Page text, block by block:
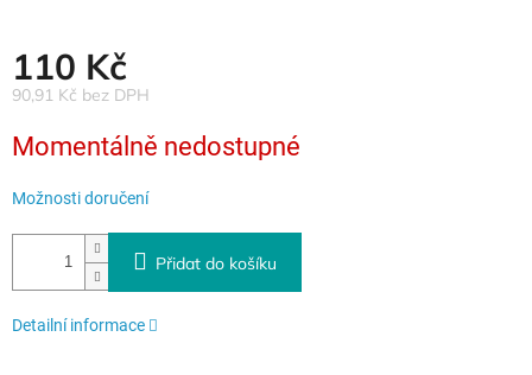
110 Kč
90,91 Kč bez DPH
cena:
Momentálně nedostupné
Možnosti doručení
Přidat do košíku
Detailní informace